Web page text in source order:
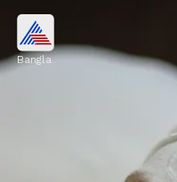
পার্লারের টাকা
এবার আপনার
অ্যালোভেরা জেল বা
মিনিট হালকা
নিয়মিত ম্যাসাজ
Bangla